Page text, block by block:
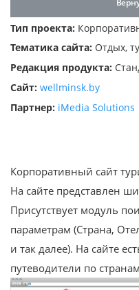
Тип проекта:
Тематика сайта: Отдых,
Редакция продукта:
Сайт: wellminsk.by
Партнер: iMedia Solutions
Корпоративный сайт
На сайте представлен
Присутствует модуль
параметрам (Страна,
и так далее). На сайте
путеводители по